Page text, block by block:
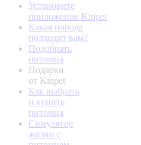
Установите
приложение Kinpet
Какая порода
подходит вам?
Подобрать
питомца
Подарки
от Kinpet
Как выбрать
и купить
питомца
Симулятор
жизни с